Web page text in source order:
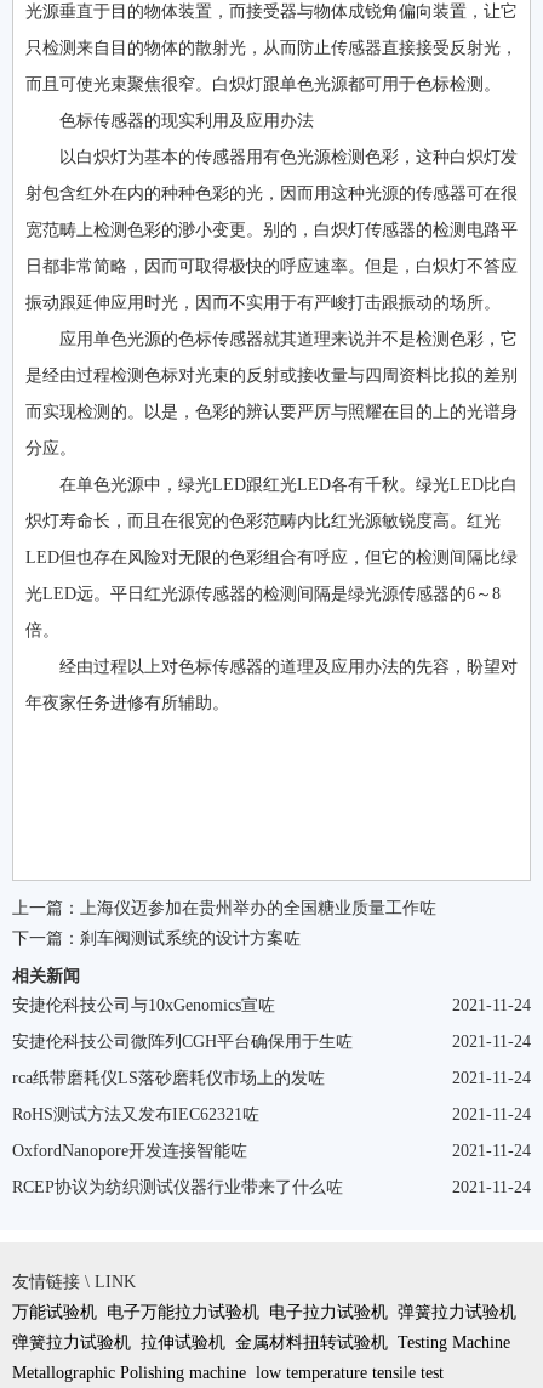
光源垂直于目的物体装置，而接受器与物体成锐角偏向装置，让它
只检测来自目的物体的散射光，从而防止传感器直接接受反射光，
而且可使光束聚焦很窄。白炽灯跟单色光源都可用于色标检测。
色标传感器的现实利用及应用办法
以白炽灯为基本的传感器用有色光源检测色彩，这种白炽灯发
射包含红外在内的种种色彩的光，因而用这种光源的传感器可在很
宽范畴上检测色彩的渺小变更。别的，白炽灯传感器的检测电路平
日都非常简略，因而可取得极快的呼应速率。但是，白炽灯不答应
振动跟延伸应用时光，因而不实用于有严峻打击跟振动的场所。
应用单色光源的色标传感器就其道理来说并不是检测色彩，它
是经由过程检测色标对光束的反射或接收量与四周资料比拟的差别
而实现检测的。以是，色彩的辨认要严厉与照耀在目的上的光谱身
分应。
在单色光源中，绿光LED跟红光LED各有千秋。绿光LED比白
炽灯寿命长，而且在很宽的色彩范畴内比红光源敏锐度高。红光
LED但也存在风险对无限的色彩组合有呼应，但它的检测间隔比绿
光LED远。平日红光源传感器的检测间隔是绿光源传感器的6～8
倍。
经由过程以上对色标传感器的道理及应用办法的先容，盼望对
年夜家任务进修有所辅助。
上一篇：
上海仪迈参加在贵州举办的全国糖业质量工作咗
下一篇： 刹车阀测试系统的设计方案咗
相关新闻
2021-11-24
安捷伦科技公司与10xGenomics宣咗
2021-11-24
安捷伦科技公司微阵列CGH平台确保用于生咗
2021-11-24
rca纸带磨耗仪LS落砂磨耗仪市场上的发咗
2021-11-24
RoHS测试方法又发布IEC62321咗
2021-11-24
OxfordNanopore开发连接智能咗
2021-11-24
RCEP协议为纺织测试仪器行业带来了什么咗
友情链接 \ LINK
万能试验机 电子万能拉力试验机 电子拉力试验机 弹簧拉力试验机
弹簧拉力试验机 拉伸试验机 金属材料扭转试验机 Testing Machine
Metallographic Polishing machine low temperature tensile test